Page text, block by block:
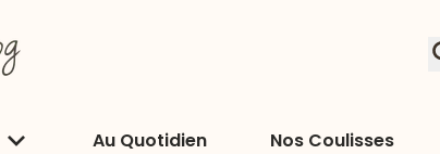
Au Quotidien Nos Coulisses